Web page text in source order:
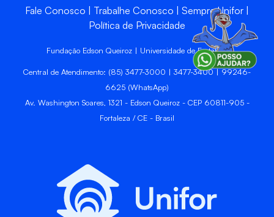
Fale Conosco Trabalhe Conosco
Sempre Unifor
Política de Privacidade
Fundação Edson Queiroz | Universidade de Fortaleza
Central de Atendimento: (85) 3477-3000 | 3477-3400 | 99246-
6625 (WhatsApp)
Av. Washington Soares, 1321 - Edson Queiroz - CEP 60811-905 -
Fortaleza / CE - Brasil